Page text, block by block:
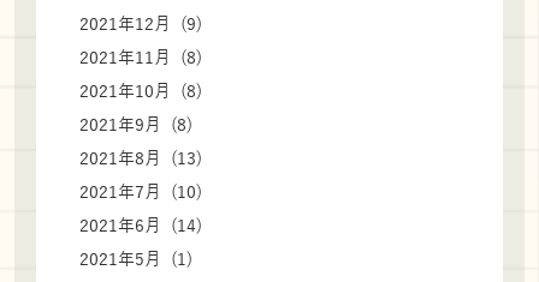
2021年12月 (9)
2021年11月 (8)
2021年10月 (8)
2021年9月 (8)
2021年8月 (13)
2021年7月 (10)
2021年6月 (14)
2021年5月 (1)